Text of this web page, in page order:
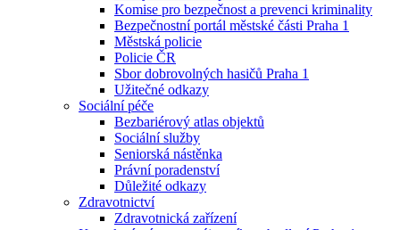
Komise pro bezpečnost a prevenci kriminality
Bezpečnostní portál městské části Praha 1
Městská policie
Policie ČR
Sbor dobrovolných hasičů Praha 1
Užitečné odkazy
Sociální péče
Bezbariérový atlas objektů
Sociální služby
Seniorská nástěnka
Právní poradenství
Důležité odkazy
Zdravotnictví
Zdravotnická zařízení